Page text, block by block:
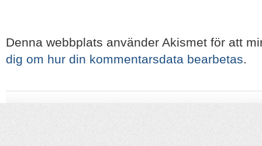
Denna webbplats använder Akismet för att
dig om hur din kommentarsdata bearbetas.